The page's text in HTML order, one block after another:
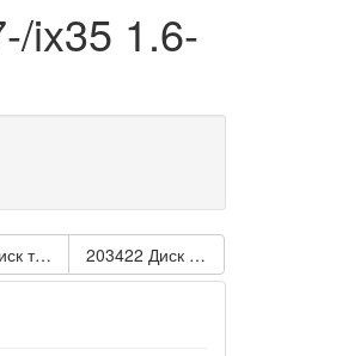
ix35 1.6-
тормозной MAZDA 3 1,4-2,2/MZR-CD
203422 Диск тормозной